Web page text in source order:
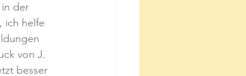
der
ich helfe
von J.
besser